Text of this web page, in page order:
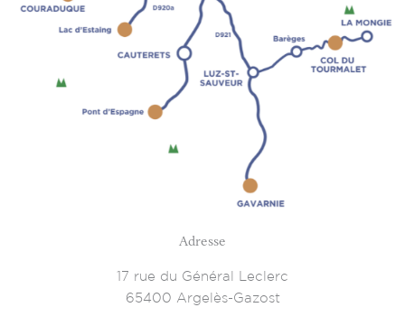
Adresse
17 rue du Général Leclerc
65400 Argelès-Gazost